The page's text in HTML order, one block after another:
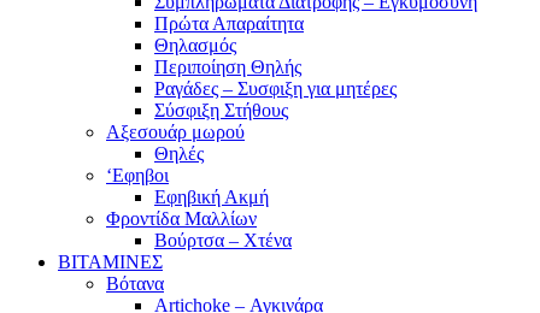
Πρώτα Απαραίτητα
Θηλασμός
Περιποίηση Θηλής
Ραγάδες – Συσφιξη για μητέρες
Σύσφιξη Στήθους
Αξεσουάρ μωρού
Θηλές
‘Εφηβοι
Εφηβική Ακμή
Φροντίδα Μαλλίων
Βούρτσα – Χτένα
ΒΙΤΑΜΙΝΕΣ
Βότανα
Artichoke – Αγκινάρα